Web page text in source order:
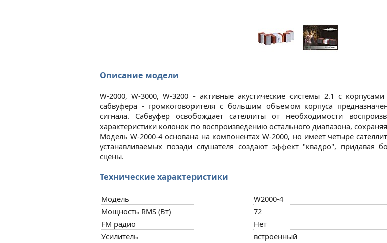
Описание модели
W-2000, W-3000, W-3200 - активные акустические системы 2.1 с
сабвуфера - громкоговорителя с большим объемом корпуса
сигнала. Сабвуфер освобождает сателлиты от необходимости
характеристики колонок по воспроизведению остального диапазона,
Модель W-2000-4 основана на компонентах W-2000, но имеет четыре
устанавливаемых позади слушателя создают эффект "квадро", придавая
сцены.
Технические характеристики
Модель
W2000-4
Мощность RMS (Вт)
72
FM радио
Нет
Усилитель
встроенный